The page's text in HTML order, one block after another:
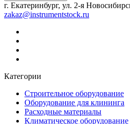
г. Екатеринбург, ул. 2-я
zakaz@instrumentstock.ru
Категории
Строительное оборудование
Оборудование для клининга
Расходные материалы
Климатическое оборудование